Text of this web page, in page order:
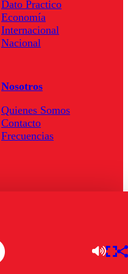
Dato Practico
Economía
Internacional
Nacional
Nosotros
Quienes Somos
Contacto
Frecuencias